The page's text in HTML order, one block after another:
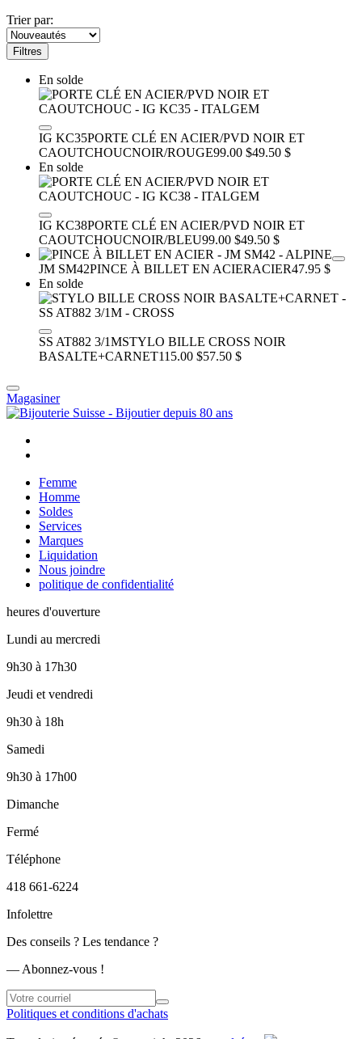
Trier par:
Filtres
En solde
IG KC35PORTE CLÉ EN ACIER/PVD NOIR ET
CAOUTCHOUCNOIR/ROUGE99.00 $49.50 $
En solde
IG KC38PORTE CLÉ EN ACIER/PVD NOIR ET
CAOUTCHOUCNOIR/BLEU99.00 $49.50 $
JM SM42PINCE À BILLET EN ACIERACIER47.95 $
En solde
SS AT882 3/1MSTYLO BILLE CROSS NOIR
BASALTE+CARNET115.00 $57.50 $
Magasiner
Femme
Homme
Soldes
Services
Marques
Liquidation
Nous joindre
politique de confidentialité
heures d'ouverture
Lundi au mercredi
9h30 à 17h30
Jeudi et vendredi
9h30 à 18h
Samedi
9h30 à 17h00
Dimanche
Fermé
Téléphone
418 661-6224
Infolettre
Des conseils ? Les tendance ?
― Abonnez-vous !
Politiques et conditions d'achats